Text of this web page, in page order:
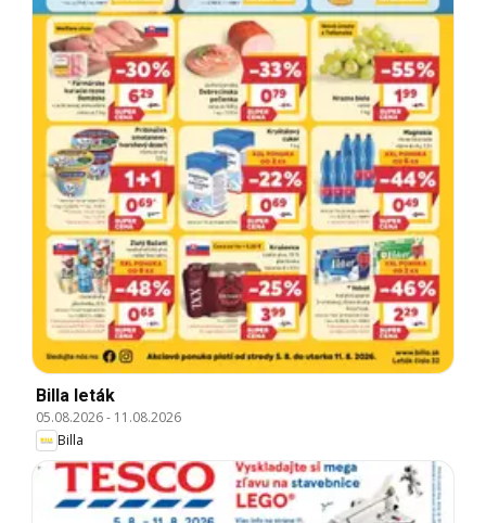
Billa leták
05.08.2026- 11.08.2026
Billa